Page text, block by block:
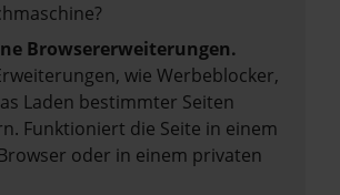
Browsererweiterungen.
wie Werbeblocker,
Laden bestimmter Seiten
Funktioniert die Seite in einem
oder in einem privaten